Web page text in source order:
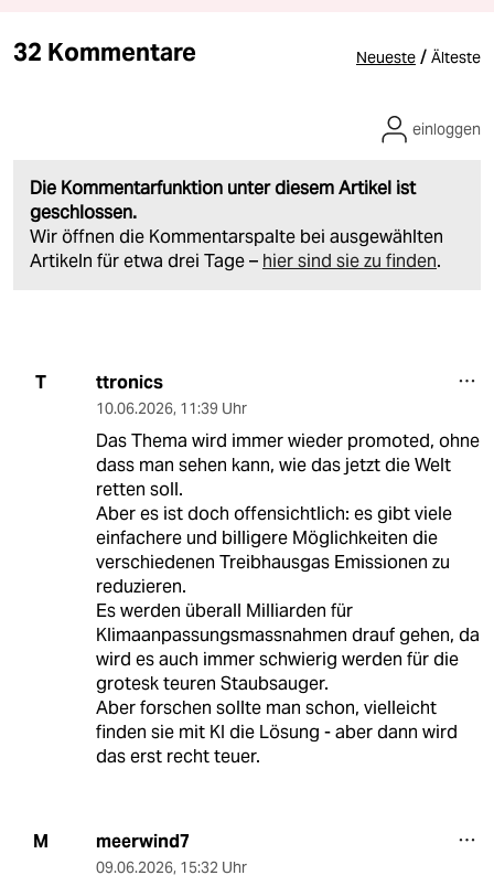
32 Kommentare Neueste / Älteste
Die Kommentarfunktion unter diesem Artikel ist
geschlossen.
Wir öffnen die Kommentarspalte bei ausgewählten
Artikeln für etwa drei Tage – hier sind sie zu finden.
einloggen
T ttronics
10.06.2026, 11:39 Uhr
Das Thema wird immer wieder promoted, ohne
dass man sehen kann, wie das jetzt die Welt
retten soll.
Aber es ist doch offensichtlich: es gibt viele
einfachere und billigere Möglichkeiten die
verschiedenen Treibhausgas Emissionen zu
reduzieren.
Es werden überall Milliarden für
Klimaanpassungsmassnahmen drauf gehen, da
wird es auch immer schwierig werden für die
grotesk teuren Staubsauger.
Aber forschen sollte man schon, vielleicht
finden sie mit KI die Lösung - aber dann wird
das erst recht teuer.
M meerwind7
09.06.2026, 15:32 Uhr